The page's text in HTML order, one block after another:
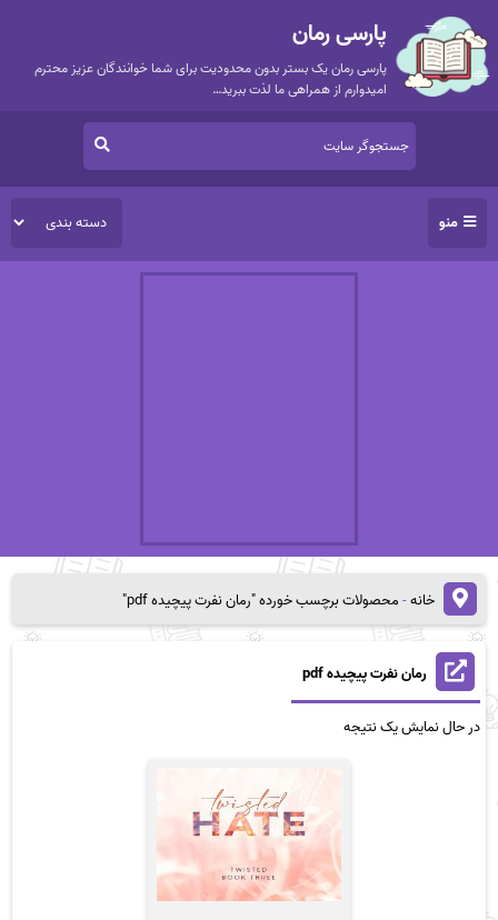
پارسی رمان
پارسی رمان یک بستر بدون محدودیت برای شما خوانندگان عزیز محترم
امیدوارم از همراهی ما لذت ببرید…
منو
خانه-محصولات برچسب خورده "رمان نفرت پیچیده pdf"
رمان نفرت پیچیده pdf
در حال نمایش یک نتیجه